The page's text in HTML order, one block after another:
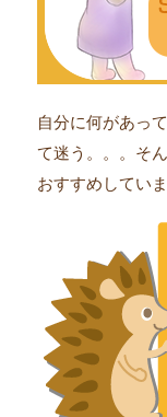
自分に何があっ
て迷う。。。そ
おすすめしていま